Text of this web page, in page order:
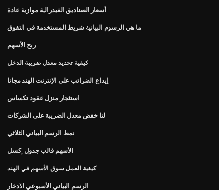
أسعار الصناديق الفيدرالية موازية عادة
ما هي الرسوم البيانية شريط المستخدمة في التفوق
ربح الأسهم
كيفية تحديد معدل ضريبة الدخل
إيداع الضرائب على الإنترنت الهند مجانا
استئجار منزل عقود تكساس
لنا خفض معدل الضريبة على الشركات
نمط الرسم البياني الثلاثي
الأسهم قالب جدول إكسل
كيفية العمل سوق الأسهم في الهند
الرسم البياني الأسبوعي الادخار